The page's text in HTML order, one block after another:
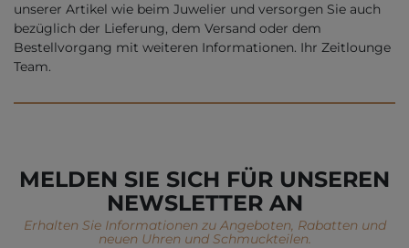
unserer Artikel wie beim Juwelier und versorgen Sie auch
bezüglich der Lieferung, dem Versand oder dem
Bestellvorgang mit weiteren Informationen. Ihr Zeitlounge
Team.
MELDEN SIE SICH FÜR UNSEREN
NEWSLETTER AN
Erhalten Sie Informationen zu Angeboten, Rabatten und
neuen Uhren und Schmuckteilen.